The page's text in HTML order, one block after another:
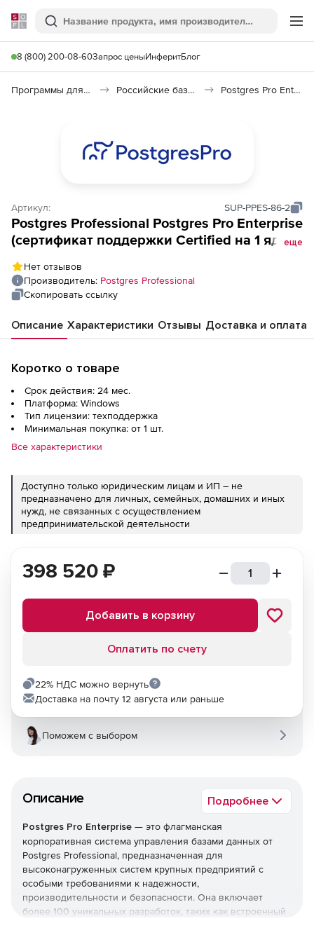
Softline
Поиск
8 (800) 200-08-60Запрос ценыИнферитБлог
Программы для программирования Российские базы данных (Импортозамещение) Postgres Pro Enterprise
Артикул: SUP-PPES-86-2
Postgres Professional Postgres Pro Enterprise
(сертификат поддержки Certified на 1 ядро
еще
Нет отзывов
Производитель: Postgres Professional
Скопировать ссылку
Описание Характеристики Отзывы Доставка и оплата
Коротко о товаре
Срок действия: 24 мес.
Платформа: Windows
Тип лицензии: техподдержка
Минимальная покупка: от 1 шт.
Все характеристики
Доступно только юридическим лицам и ИП – не
предназначено для личных, семейных, домашних и иных
нужд, не связанных с осуществлением
предпринимательской деятельности
Описание Подробнее
Postgres Pro Enterprise — это флагманская
корпоративная система управления базами данных от
Postgres Professional, предназначенная для
высоконагруженных систем крупных предприятий с
особыми требованиями к надежности,
производительности и безопасности. Она включает
более 100 уникальных разработок, таких как встроенный
398 520 ₽
Добавить в корзину
Оплатить по счету
22% НДС можно вернуть
Доставка на почту 12 августа или раньше
Поможем с выбором